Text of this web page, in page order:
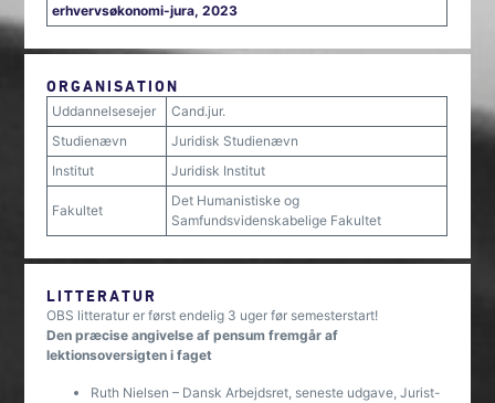
erhvervsøkonomi-jura, 2023
ORGANISATION
Uddannelsesejer
Cand.jur.
Studienævn
Juridisk Studienævn
Institut
Juridisk Institut
Fakultet
Det Humanistiske og
Samfundsvidenskabelige Fakultet
LITTERATUR
OBS litteratur er først endelig 3 uger før semesterstart!
Den præcise angivelse af pensum fremgår af
lektionsoversigten i faget
Ruth Nielsen – Dansk Arbejdsret, seneste udgave, Jurist-